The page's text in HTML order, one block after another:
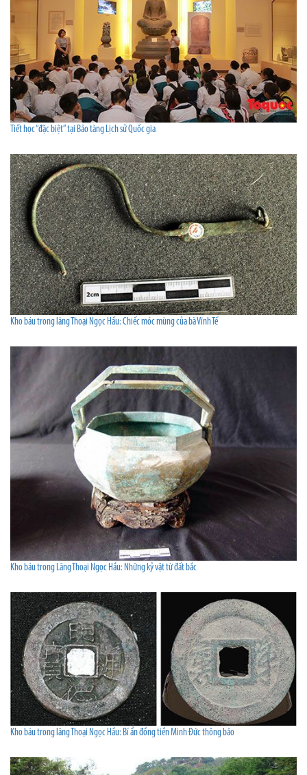
Tiết học “đặc biệt” tại Bảo tàng Lịch sử Quốc gia
Kho báu trong lăng Thoại Ngọc Hầu: Chiếc móc mùng của bà Vĩnh Tế
Kho báu trong Lăng Thoại Ngọc Hầu: Những kỷ vật từ đất bắc
Kho báu trong lăng Thoại Ngọc Hầu: Bí ẩn đồng tiền Minh Đức thông bảo